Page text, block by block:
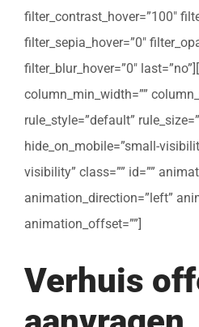
filter_contrast_hover=”100″
filter_sepia_hover=”0″
filter_blur_hover=”0″
column_min_width=””
rule_style=”default”
hide_on_mobile=”small-
visibility” class=”” id=””
animation_direction=”left”
animation_offset=””]
Verhuis